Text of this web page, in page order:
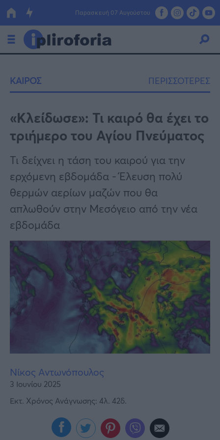
Παρασκευή 07 Αυγούστου
Οικονομία
Πολιτική
Τράπεζες
Επιδοτήσεις
ΕΣΠΑ
Κόσμος
Lifestyle
Αθλητικά
Υγεία
Γυναίκα
Καιρός
ΚΑΙΡΟΣ ΠΕΡΙΣΣΟΤΕΡΕΣ
«Κλείδωσε»: Τι καιρό θα έχει το
τριήμερο του Αγίου Πνεύματος
Τι δείχνει η τάση του καιρού για την
ερχόμενη εβδομάδα - Έλευση πολύ
θερμών αερίων μαζών που θα
απλωθούν στην Μεσόγειο από την νέα
εβδομάδα
Νίκος Αντωνόπουλος
3 Ιουνίου 2025
Εκτ. Χρόνος Ανάγνωσης: 4λ. 42δ.